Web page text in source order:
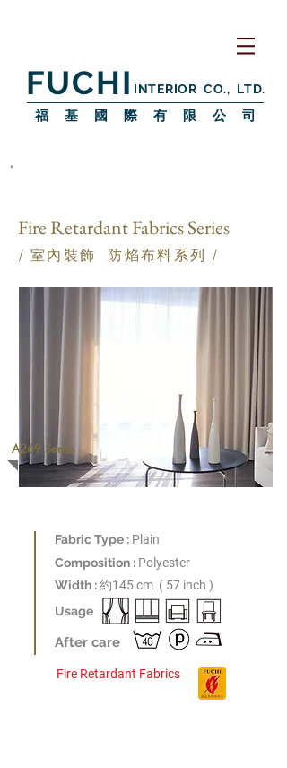
FUCHI INTERIOR CO., LTD.
​福 基 國 際 有 限 公 司
Fire Retardant Fabrics Series
/ 室內裝飾 防焰布料 系列 /
A269 Series
Fabric Type : Plain
Composition : Polyester
​Width :約145 cm ( 57 inch )
Usage
After care
Fire Retardant Fabrics